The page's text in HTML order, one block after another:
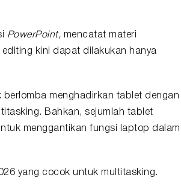
PowerPoint, mencatat materi
kini dapat dilakukan hanya
berlomba menghadirkan tablet dengan
. Bahkan, sejumlah tablet
menggantikan fungsi laptop dalam
yang cocok untuk multitasking.